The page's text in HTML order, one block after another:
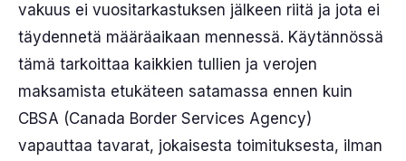
vakuus ei vuositarkastuksen jälkeen riitä ja jota ei
täydennetä määräaikaan mennessä. Käytännössä
tämä tarkoittaa kaikkien tullien ja verojen
maksamista etukäteen satamassa ennen kuin
CBSA (Canada Border Services Agency)
vapauttaa tavarat, jokaisesta toimituksesta, ilman